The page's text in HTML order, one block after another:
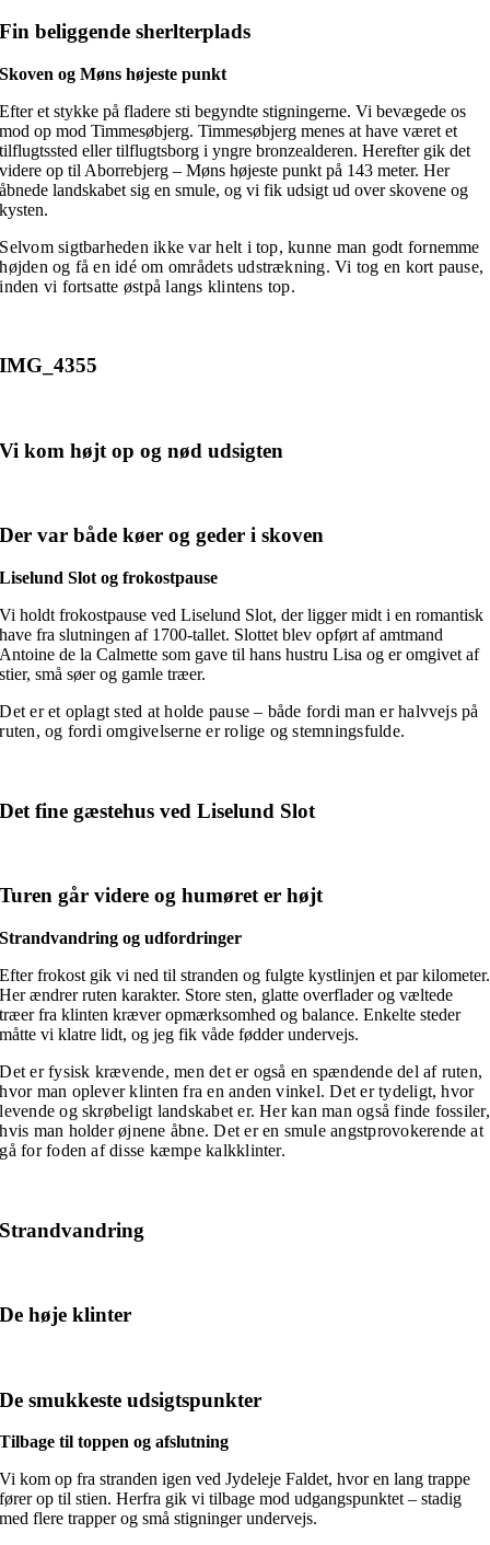
Fin beliggende sherlterplads
Skoven og Møns højeste punkt
Efter et stykke på fladere sti begyndte stigningerne. Vi bevægede os
mod op mod Timmesøbjerg. Timmesøbjerg menes at have været et
tilflugtssted eller tilflugtsborg i yngre bronzealderen. Herefter gik det
videre op til Aborrebjerg – Møns højeste punkt på 143 meter. Her
åbnede landskabet sig en smule, og vi fik udsigt ud over skovene og
kysten.
Selvom sigtbarheden ikke var helt i top, kunne man godt fornemme
højden og få en idé om områdets udstrækning. Vi tog en kort pause,
inden vi fortsatte østpå langs klintens top.
IMG_4355
Vi kom højt op og nød udsigten
Der var både køer og geder i skoven
Liselund Slot og frokostpause
Vi holdt frokostpause ved Liselund Slot, der ligger midt i en romantisk
have fra slutningen af 1700-tallet. Slottet blev opført af amtmand
Antoine de la Calmette som gave til hans hustru Lisa og er omgivet af
stier, små søer og gamle træer.
Det er et oplagt sted at holde pause – både fordi man er halvvejs på
ruten, og fordi omgivelserne er rolige og stemningsfulde.
Det fine gæstehus ved Liselund Slot
Turen går videre og humøret er højt
Strandvandring og udfordringer
Efter frokost gik vi ned til stranden og fulgte kystlinjen et par kilometer.
Her ændrer ruten karakter. Store sten, glatte overflader og væltede
træer fra klinten kræver opmærksomhed og balance. Enkelte steder
måtte vi klatre lidt, og jeg fik våde fødder undervejs.
Det er fysisk krævende, men det er også en spændende del af ruten,
hvor man oplever klinten fra en anden vinkel. Det er tydeligt, hvor
levende og skrøbeligt landskabet er. Her kan man også finde fossiler,
hvis man holder øjnene åbne. Det er en smule angstprovokerende at
gå for foden af disse kæmpe kalkklinter.
Strandvandring
De høje klinter
De smukkeste udsigtspunkter
Tilbage til toppen og afslutning
Vi kom op fra stranden igen ved Jydeleje Faldet, hvor en lang trappe
fører op til stien. Herfra gik vi tilbage mod udgangspunktet – stadig
med flere trapper og små stigninger undervejs.